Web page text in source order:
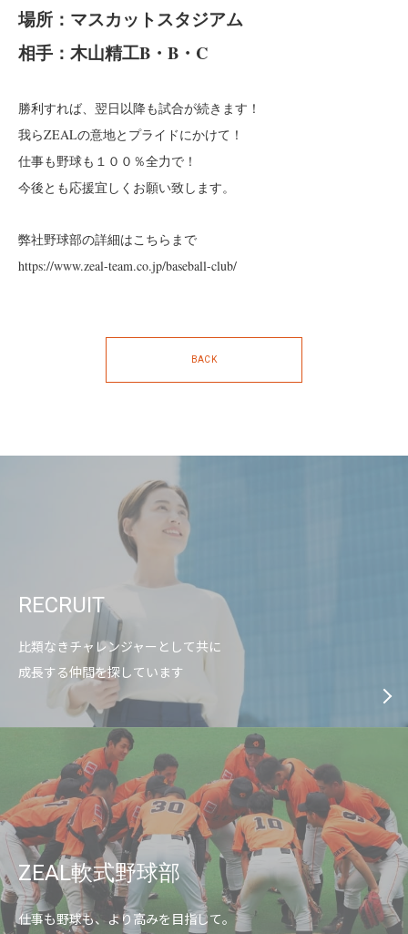
場所：マスカットスタジアム
相手：木山精工B・B・C
勝利すれば、翌日以降も試合が続きます！
我らZEALの意地とプライドにかけて！
仕事も野球も１００％全力で！
今後とも応援宜しくお願い致します。
弊社野球部の詳細はこちらまで
https://www.zeal-team.co.jp/baseball-club/
BACK
RECRUIT
比類なきチャレンジャーとして共に
成長する仲間を探しています
ZEAL軟式野球部
仕事も野球も、より高みを目指して。